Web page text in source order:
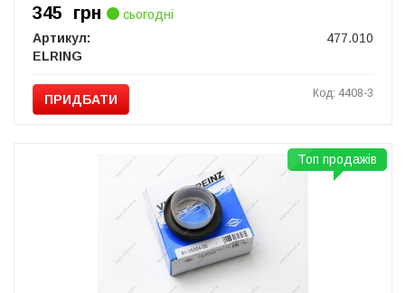
345 грн
сьогодні
Артикул:
477.010
ELRING
ПРИДБАТИ Код: 4408-3
Топ продажів